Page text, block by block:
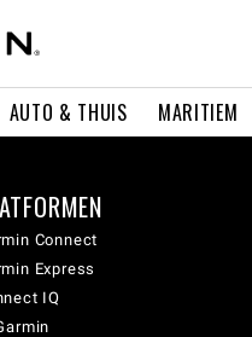
AUTO & THUIS MARITIEM
Connect
Express
IQ